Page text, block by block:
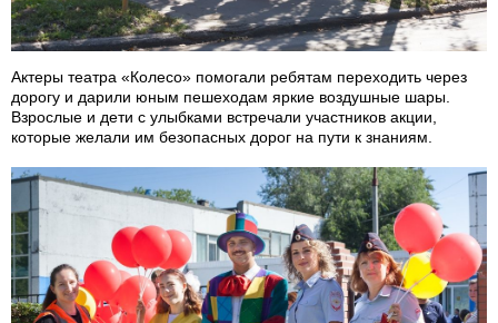
Актеры театра «Колесо» помогали ребятам переходить через
дорогу и дарили юным пешеходам яркие воздушные шары.
Взрослые и дети с улыбками встречали участников акции,
которые желали им безопасных дорог на пути к знаниям.